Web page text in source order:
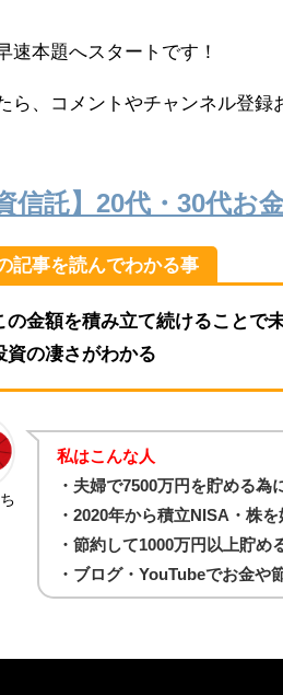
速本題へスタートです！
ら、コメントやチャンネル登録
信託】20代・30代お
記事を読んでわかる事
の金額を積み立て続けることで
資の凄さがわかる
私はこんな人
・夫婦で7500万円を貯める為
・2020年から積立NISA・株を
・節約して1000万円以上貯め
・ブログ・YouTubeでお金や